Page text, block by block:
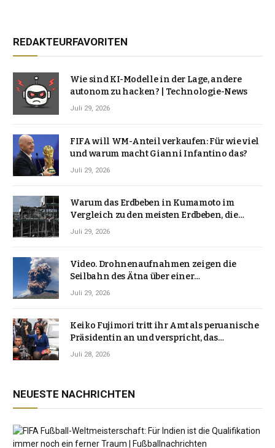
REDAKTEURFAVORITEN
Wie sind KI-Modelle in der Lage, andere
autonom zu hacken? | Technologie-News
Juli 29, 2026
FIFA will WM-Anteil verkaufen: Für wie viel
und warum macht Gianni Infantino das?
Juli 29, 2026
Warum das Erdbeben in Kumamoto im
Vergleich zu den meisten Erdbeben, die
Japan erschütterten, ungewöhnlich ist
Juli 29, 2026
Video. Drohnenaufnahmen zeigen die
Seilbahn des Ätna über einer
Vulkanlandschaft
Juli 29, 2026
Keiko Fujimori tritt ihr Amt als peruanische
Präsidentin an und verspricht, das
Jahrzehnt der Instabilität zu beenden
Juli 28, 2026
NEUESTE NACHRICHTEN